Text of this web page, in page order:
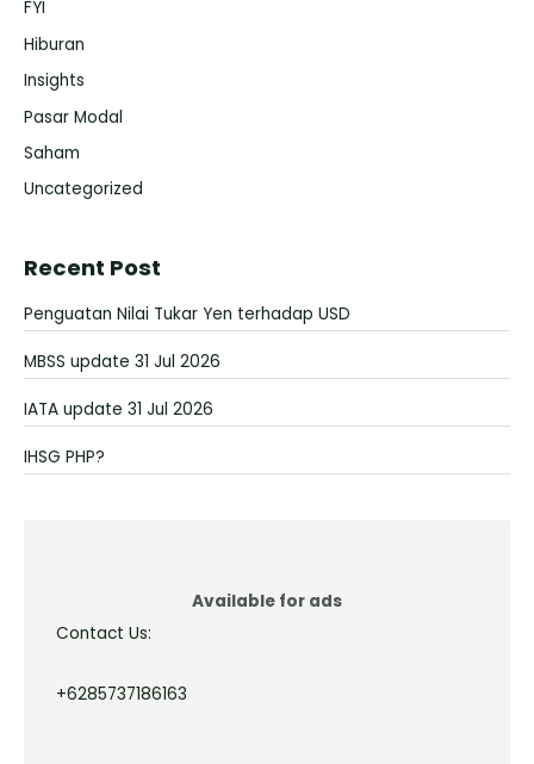
FYI
Hiburan
Insights
Pasar Modal
Saham
Uncategorized
Recent Post
Penguatan Nilai Tukar Yen terhadap USD
MBSS update 31 Jul 2026
IATA update 31 Jul 2026
IHSG PHP?
Available for ads
Contact Us:
+6285737186163